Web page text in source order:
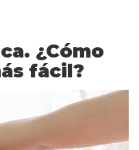
¿Cómo
fácil?